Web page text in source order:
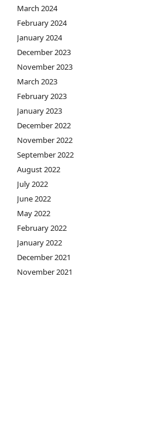
March 2024
February 2024
January 2024
December 2023
November 2023
March 2023
February 2023
January 2023
December 2022
November 2022
September 2022
August 2022
July 2022
June 2022
May 2022
February 2022
January 2022
December 2021
November 2021